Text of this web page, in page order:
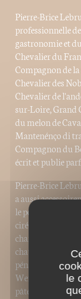
Pierre-Brice
professionnelle
gastronomie et
Chevalier du
Compagnon de
Chevalier des
Chevalier de
sur-Loire, Grand
du melon de
Mantenénço di
Compagnon du
écrit et publie
Pierre-Brice
a aussi
le poids). Il court
cirée en table
charcutier en
chaud d'un
pénal. Il s'isole le
Wenduine avec
pâtes qu'il
le